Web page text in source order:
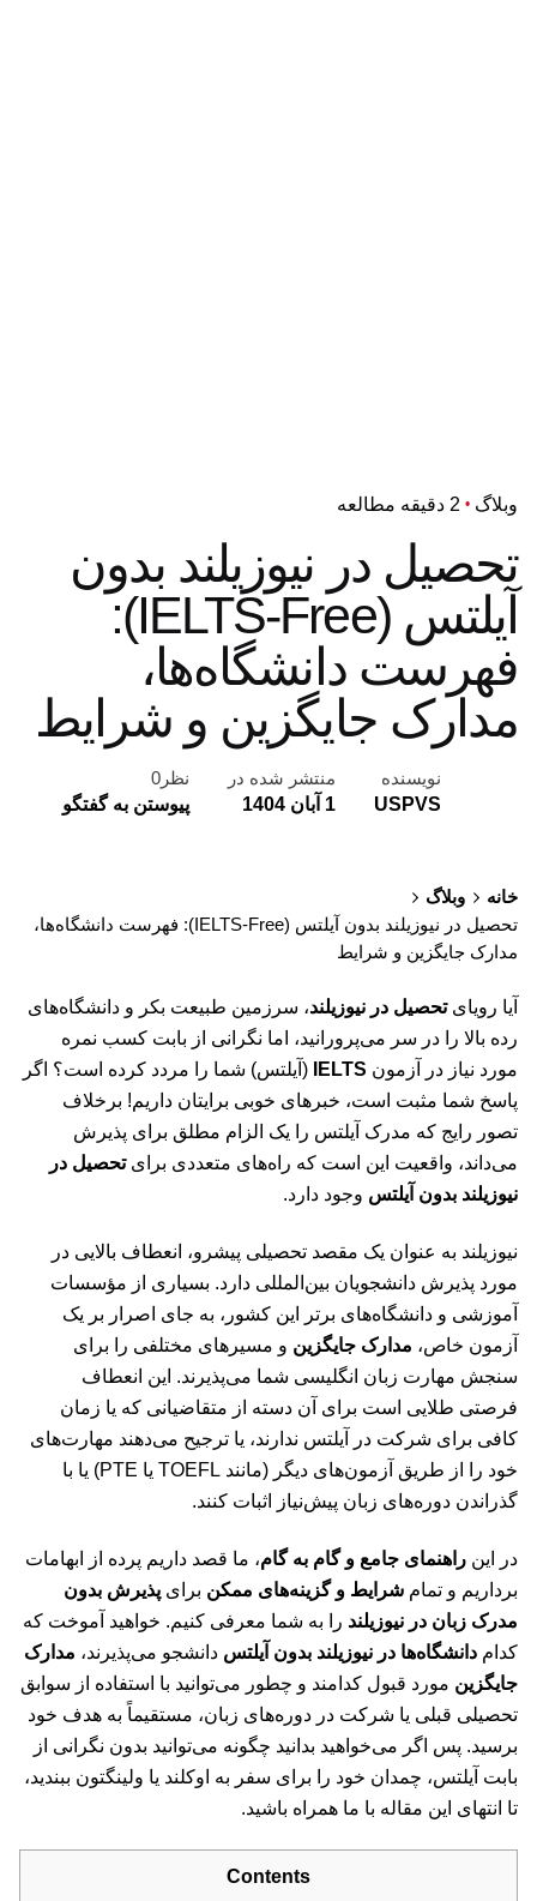
وبلاگ 2 دقیقه مطالعه
تحصیل در نیوزیلند بدون
آیلتس (IELTS-Free):
فهرست دانشگاه‌ها،
مدارک جایگزین و شرایط
نویسنده
USPVS
منتشر شده در
1 آبان 1404
نظر0
پیوستن به گفتگو
خانه
وبلاگ
تحصیل در نیوزیلند بدون آیلتس (IELTS-Free): فهرست دانشگاه‌ها،
مدارک جایگزین و شرایط
آیا رویایتحصیل در نیوزیلند، سرزمین طبیعت بکر و دانشگاه‌های
رده بالا را در سر می‌پرورانید، اما نگرانی از بابت کسب نمره
مورد نیاز در آزمون IELTS (آیلتس) شما را مردد کرده است؟ اگر
پاسخ شما مثبت است، خبرهای خوبی برایتان داریم! برخلاف
تصور رایج که مدرک آیلتس را یک الزام مطلق برای پذیرش
می‌داند، واقعیت این است که راه‌های متعددی برایتحصیل در
نیوزیلند بدون آیلتس وجود دارد.
نیوزیلند به عنوان یک مقصد تحصیلی پیشرو، انعطاف بالایی در
مورد پذیرش دانشجویان بین‌المللی دارد. بسیاری از مؤسسات
آموزشی و دانشگاه‌های برتر این کشور، به جای اصرار بر یک
آزمون خاص، مدارک جایگزین و مسیرهای مختلفی را برای
سنجش مهارت زبان انگلیسی شما می‌پذیرند. این انعطاف
فرصتی طلایی است برای آن دسته از متقاضیانی که یا زمان
کافی برای شرکت در آیلتس ندارند، یا ترجیح می‌دهند مهارت‌های
خود را از طریق آزمون‌های دیگر (مانند TOEFL یا PTE) یا با
گذراندن دوره‌های زبان پیش‌نیاز اثبات کنند.
در این راهنمای جامع و گام به گام، ما قصد داریم پرده از ابهامات
برداریم و تمام شرایط و گزینه‌های ممکن برای پذیرش بدون
مدرک زبان در نیوزیلند را به شما معرفی کنیم. خواهید آموخت که
کدام دانشگاه‌ها در نیوزیلند بدون آیلتس دانشجو می‌پذیرند، مدارک
جایگزین مورد قبول کدامند و چطور می‌توانید با استفاده از سوابق
تحصیلی قبلی یا شرکت در دوره‌های زبان، مستقیماً به هدف خود
برسید. پس اگر می‌خواهید بدانید چگونه می‌توانید بدون نگرانی از
بابت آیلتس، چمدان خود را برای سفر به اوکلند یا ولینگتون ببندید،
تا انتهای این مقاله با ما همراه باشید.
Contents